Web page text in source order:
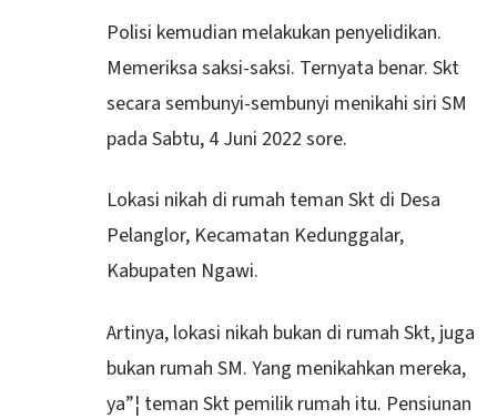
Polisi kemudian melakukan penyelidikan.
Memeriksa saksi-saksi. Ternyata benar. Skt
secara sembunyi-sembunyi menikahi siri SM
pada Sabtu, 4 Juni 2022 sore.
Lokasi nikah di rumah teman Skt di Desa
Pelanglor, Kecamatan Kedunggalar,
Kabupaten Ngawi.
Artinya, lokasi nikah bukan di rumah Skt, juga
bukan rumah SM. Yang menikahkan mereka,
ya”¦ teman Skt pemilik rumah itu. Pensiunan